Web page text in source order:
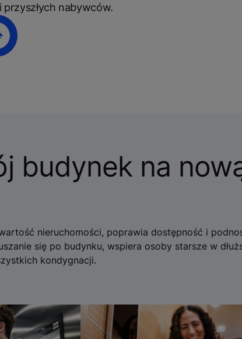
nabywców.
budynek na
nieruchomości, poprawia dostępność i
się po budynku, wspiera osoby starsze w
kondygnacji.